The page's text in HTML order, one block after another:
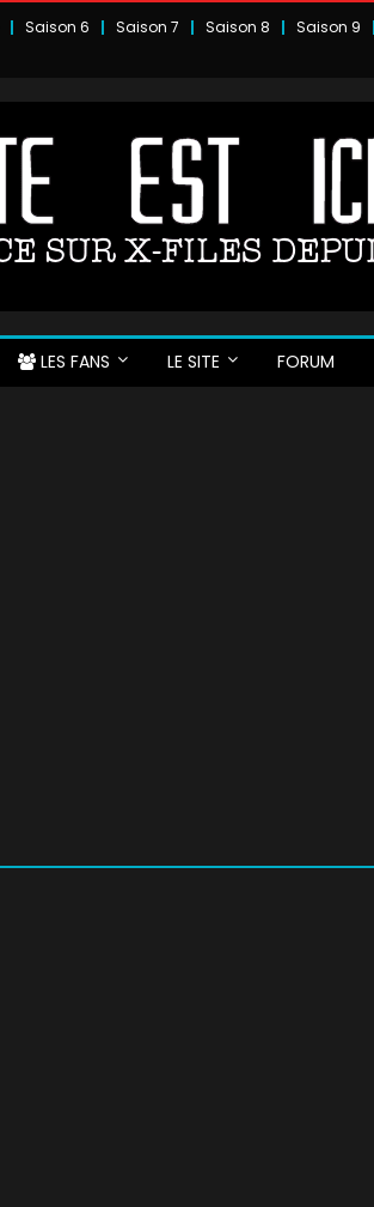
Saison 6 Saison 7 Saison 8 Saison 9
LES FANS LE SITE FORUM